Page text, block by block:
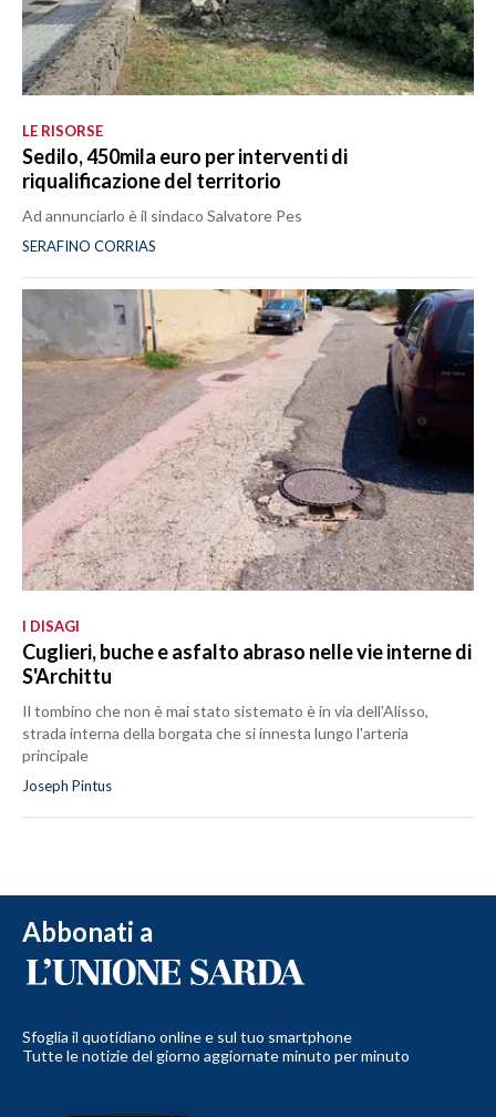
LE RISORSE
Sedilo, 450mila euro per interventi di
riqualificazione del territorio
Ad annunciarlo è il sindaco Salvatore Pes
SERAFINO CORRIAS
I DISAGI
Cuglieri, buche e asfalto abraso nelle vie interne di
S'Archittu
Il tombino che non è mai stato sistemato è in via dell'Alisso,
strada interna della borgata che si innesta lungo l'arteria
principale
Joseph Pintus
Abbonati a
Sfoglia il quotidiano online e sul tuo smartphone
Tutte le notizie del giorno aggiornate minuto per minuto